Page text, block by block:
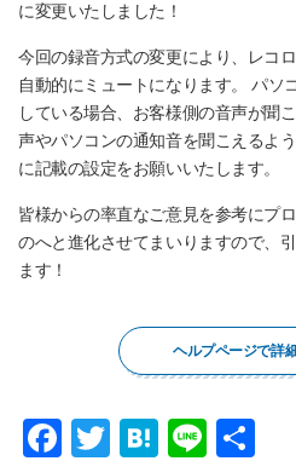
に変更いたしました！
今回の録音方式の変更により、レコ
自動的にミュートになります。 パソ
している場合、お客様側の音声が聞
声やパソコンの通知音を聞こえるよ
に記載の設定をお願いいたします。
皆様からの率直なご意見を参考にプ
のへと進化させてまいりますので、
ます！
ヘルプページで詳
F
T
H
Li